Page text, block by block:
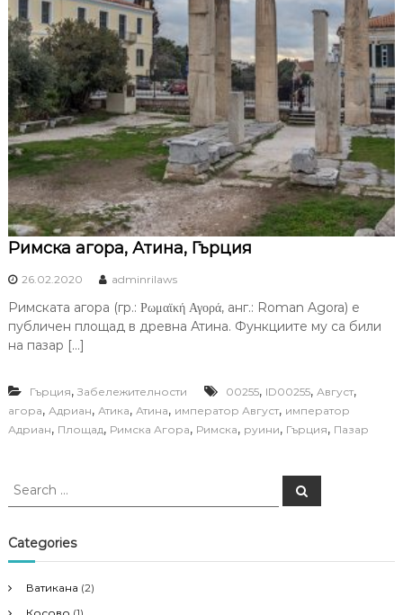
Римска агора, Атина, Гърция
26.02.2020 adminrilaws
Римската агора (гр.: Ρωμαϊκή Αγορά, анг.: Roman Agora) е
публичен площад в древна Атина. Функциите му са били
на пазар […]
Гърция, Забележителности 00255, ID00255, Август,
агора, Адриан, Атика, Атина, император Август, император
Адриан, Площад, Римска Агора, Римска, руини, Гърция, Пазар
S
r
c
f
S
e
Categories
Ватикана (2)
Косово (1)